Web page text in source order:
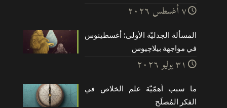
۷ أغسطس ۲۰۲٦
المسألة الجدليّة الأولى: أغسطينوس
في مواجهة بيلاچيوس
۳۱ يوليو ۲۰۲٦
ما سبب أهمّيّة علم الخلاص في
الفكر المُصلَح